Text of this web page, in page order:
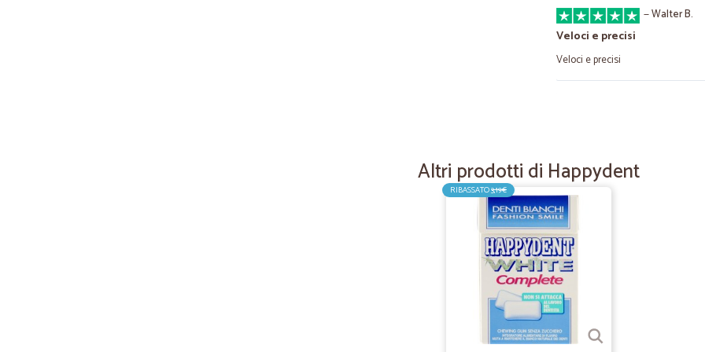
—Walter B.
Veloci e precisi
Veloci e precisi
un'ampia scelta. Unico consiglio
è stato tutto semlice e…
è stato tutto semlice e
pacco arriverà il giorno dopo e no
Altri prodotti di Happydent
RIBASSATO3,19€